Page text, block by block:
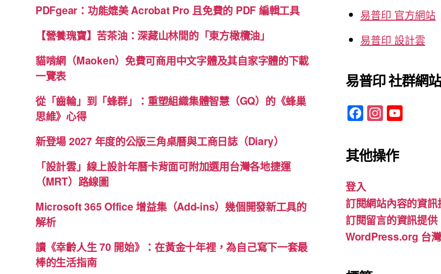
PDFgear：功能媲美 Acrobat Pro 且免費的 PDF 編輯工具
【營養瑰寶】苦茶油：深藏山林間的「東方橄欖油」
貓啃網（Maoken）免費可商用中文字體及其自家字體的下載
一覽表
從「齒輪」到「蜂群」：重塑組織集體智慧（GQ）的《蜂巢
思維》心得
新登場 2027 年度的公版三角桌曆與工商日誌（Diary）
「設計雲」線上設計年曆卡背面可附加選用台灣各地捷運
（MRT）路線圖
Microsoft 365 Office 增益集（Add-ins）幾個開發新工具的
解析
讀《幸齡人生 70 開始》：在黃金十年裡，為自己寫下一套最
棒的生活指南
易普印 官方網站
易普印 設計雲
易普印 社群網站
F
a
c
e
o
o
k
In
st
a
gr
m b
e
其他操作
登入
訂閱網站內容的資訊
訂閱留言的資訊提供
WordPress.org 台